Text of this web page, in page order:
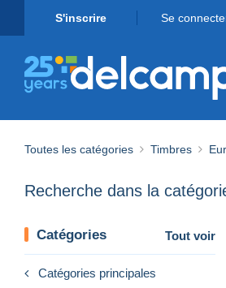
S'inscrire Se
Toutes les catégories Timbres
Recherche dans la
Catégories Tout voir
Catégories principales